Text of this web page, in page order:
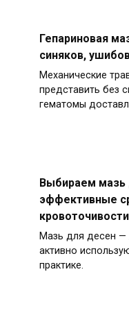
Гепариновая
синяков,
Механические
представить без
гематомы
Выбираем мазь
эффективные
Мазь для десен —
активно
практике.